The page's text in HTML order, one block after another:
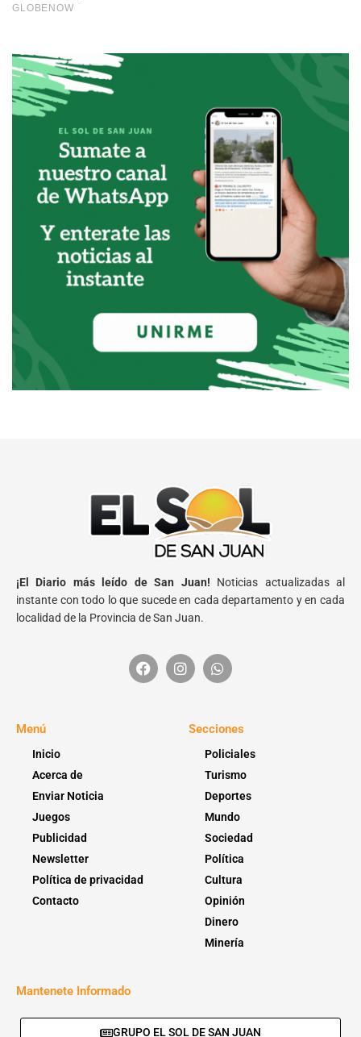
¡El Diario más leído de San Juan! Noticias actualizadas al
instante con todo lo que sucede en cada departamento y en cada
localidad de la Provincia de San Juan.
Menú
Inicio
Acerca de
Enviar Noticia
Juegos
Publicidad
Newsletter
Política de privacidad
Contacto
Secciones
Policiales
Turismo
Deportes
Mundo
Sociedad
Política
Cultura
Opinión
Dinero
Minería
Mantenete Informado
GRUPO EL SOL DE SAN JUAN